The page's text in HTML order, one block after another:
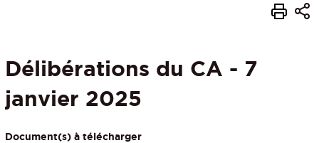
Délibérations du CA - 7
janvier 2025
Document(s) à télécharger